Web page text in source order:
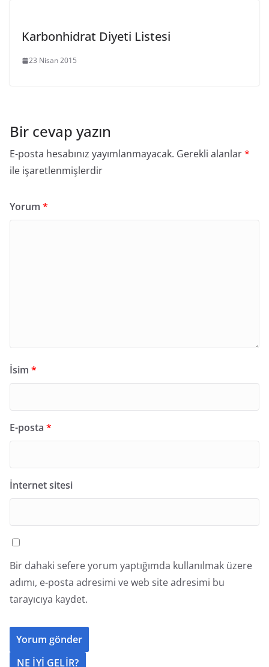
Karbonhidrat Diyeti Listesi
23 Nisan 2015
Bir cevap yazın
E-posta hesabınız yayımlanmayacak. Gerekli alanlar*
ile işaretlenmişlerdir
Yorum *
İsim *
E-posta *
İnternet sitesi
Bir dahaki sefere yorum yaptığımda kullanılmak üzere
adımı, e-posta adresimi ve web site adresimi bu
tarayıcıya kaydet.
NE İYİ GELİR?